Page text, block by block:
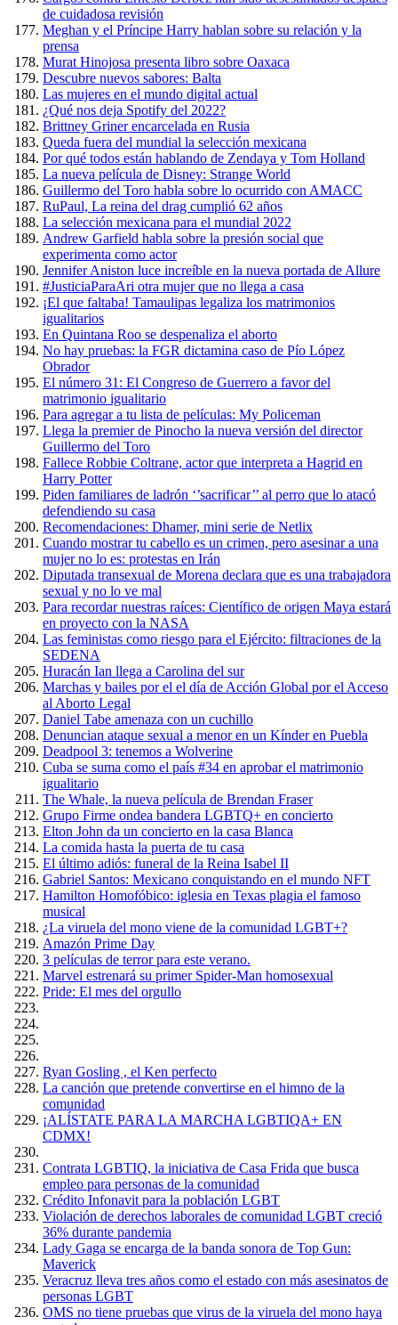
de cuidadosa revisión
Meghan y el Príncipe Harry hablan sobre su relación y la
prensa
Murat Hinojosa presenta libro sobre Oaxaca
Descubre nuevos sabores: Balta
Las mujeres en el mundo digital actual
¿Qué nos deja Spotify del 2022?
Brittney Griner encarcelada en Rusia
Queda fuera del mundial la selección mexicana
Por qué todos están hablando de Zendaya y Tom Holland
La nueva película de Disney: Strange World
Guillermo del Toro habla sobre lo ocurrido con AMACC
RuPaul, La reina del drag cumplió 62 años
La selección mexicana para el mundial 2022
Andrew Garfield habla sobre la presión social que
experimenta como actor
Jennifer Aniston luce increíble en la nueva portada de Allure
#JusticiaParaAri otra mujer que no llega a casa
¡El que faltaba! Tamaulipas legaliza los matrimonios
igualitarios
En Quintana Roo se despenaliza el aborto
No hay pruebas: la FGR dictamina caso de Pío López
Obrador
El número 31: El Congreso de Guerrero a favor del
matrimonio igualitario
Para agregar a tu lista de películas: My Policeman
Llega la premier de Pinocho la nueva versión del director
Guillermo del Toro
Fallece Robbie Coltrane, actor que interpreta a Hagrid en
Harry Potter
Piden familiares de ladrón ‘’sacrificar’’ al perro que lo atacó
defendiendo su casa
Recomendaciones: Dhamer, mini serie de Netlix
Cuando mostrar tu cabello es un crimen, pero asesinar a una
mujer no lo es: protestas en Irán
Diputada transexual de Morena declara que es una trabajadora
sexual y no lo ve mal
Para recordar nuestras raíces: Científico de origen Maya estará
en proyecto con la NASA
Las feministas como riesgo para el Ejército: filtraciones de la
SEDENA
Huracán Ian llega a Carolina del sur
Marchas y bailes por el el día de Acción Global por el Acceso
al Aborto Legal
Daniel Tabe amenaza con un cuchillo
Denuncian ataque sexual a menor en un Kínder en Puebla
Deadpool 3: tenemos a Wolverine
Cuba se suma como el país #34 en aprobar el matrimonio
igualitario
The Whale, la nueva película de Brendan Fraser
Grupo Firme ondea bandera LGBTQ+ en concierto
Elton John da un concierto en la casa Blanca
La comida hasta la puerta de tu casa
El último adiós: funeral de la Reina Isabel II
Gabriel Santos: Mexicano conquistando en el mundo NFT
Hamilton Homofóbico: iglesia en Texas plagia el famoso
musical
¿La viruela del mono viene de la comunidad LGBT+?
Amazón Prime Day
3 películas de terror para este verano.
Marvel estrenará su primer Spider-Man homosexual
Pride: El mes del orgullo
Ryan Gosling , el Ken perfecto
La canción que pretende convertirse en el himno de la
comunidad
¡ALÍSTATE PARA LA MARCHA LGBTIQA+ EN
CDMX!
Contrata LGBTIQ, la iniciativa de Casa Frida que busca
empleo para personas de la comunidad
Crédito Infonavit para la población LGBT
Violación de derechos laborales de comunidad LGBT creció
36% durante pandemia
Lady Gaga se encarga de la banda sonora de Top Gun:
Maverick
Veracruz lleva tres años como el estado con más asesinatos de
personas LGBT
OMS no tiene pruebas que virus de la viruela del mono haya